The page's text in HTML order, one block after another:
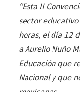
“Esta II
sector
horas, el día 12
a Aurelio Nuño
Educación que
Nacional y que